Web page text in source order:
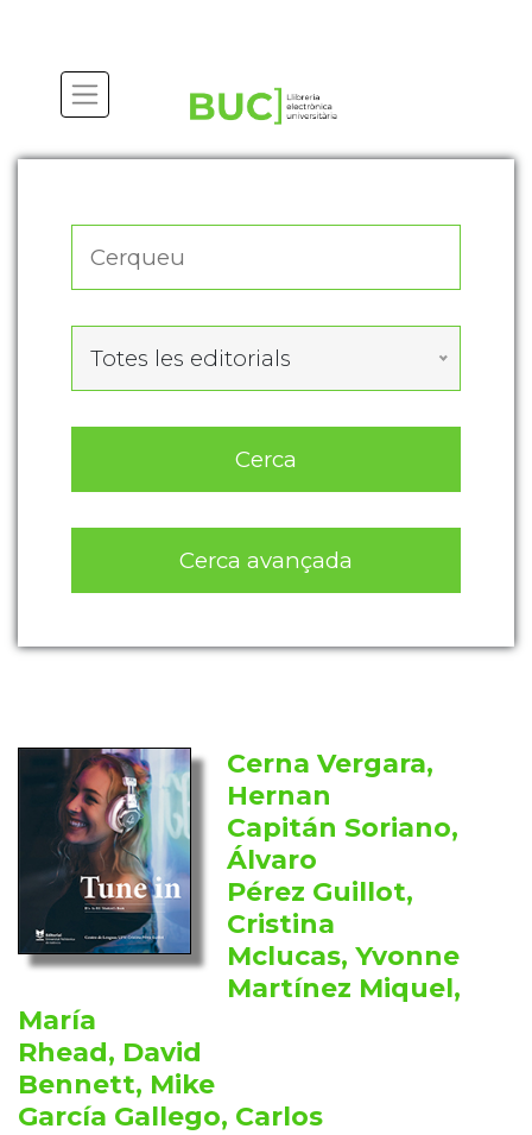
Totes les editorials
Cerca
Cerca avançada
Cerna Vergara,
Hernan
Capitán Soriano,
Álvaro
Pérez Guillot,
Cristina
Mclucas, Yvonne
Martínez Miquel,
María
Rhead, David
Bennett, Mike
García Gallego, Carlos